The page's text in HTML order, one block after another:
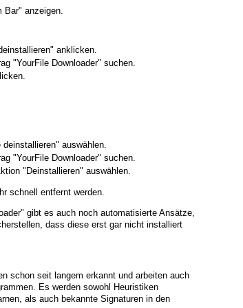
Bar" anzeigen.
anklicken.
"YourFile Downloader" suchen.
auswählen.
"YourFile Downloader" suchen.
"Deinstallieren" auswählen.
schnell entfernt werden.
gibt es auch noch automatisierte Ansätze,
dass diese erst gar nicht installiert
schon seit langem erkannt und arbeiten auch
Es werden sowohl Heuristiken
als auch bekannte Signaturen in den